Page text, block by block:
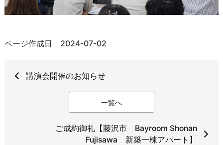
ページ作成日 2024-07-02
講演会開催のお知らせ
一覧へ
ご成約御礼【藤沢市 Bayroom Shonan
Fujisawa 新築一棟アパート】